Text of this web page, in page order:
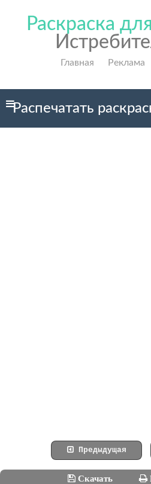
Раскраска
Главная Реклама
Распечатать
Предыдущая
Скачать